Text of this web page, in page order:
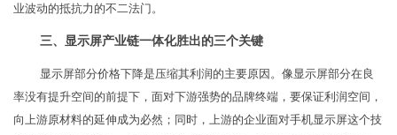
业波动的抵抗力的不二法门。
三、显示屏产业链一体化胜出的三个关键
显示屏部分价格下降是压缩其利润的主要原因。像显示屏部分在良
率没有提升空间的前提下，面对下游强势的品牌终端，要保证利润空间，
向上游原材料的延伸成为必然；同时，上游的企业面对手机显示屏这个技